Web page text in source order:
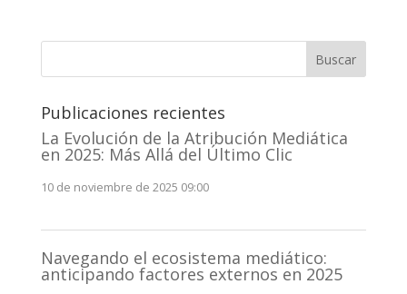
Buscar
Publicaciones recientes
La Evolución de la Atribución Mediática
en 2025: Más Allá del Último Clic
10 de noviembre de 2025 09:00
Navegando el ecosistema mediático:
anticipando factores externos en 2025